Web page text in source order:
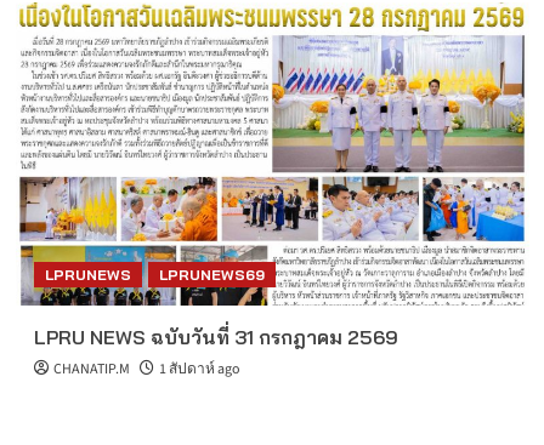
LPRUNEWS LPRUNEWS69
LPRU NEWS ฉบับวันที่ 31 กรกฎาคม 2569
CHANATIP.M 1 สัปดาห์ ago